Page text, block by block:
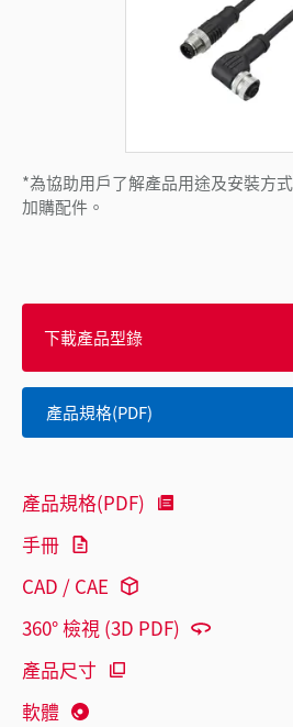
*為協助用戶了解產品用途及安裝方
加購配件。
下載產品型錄
產品規格(PDF)
產品規格(PDF)
手冊
CAD / CAE
360° 檢視 (3D PDF)
產品尺寸
軟體